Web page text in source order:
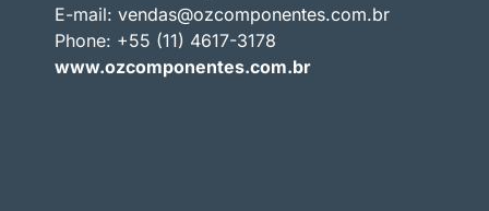
E-mail: vendas@ozcomponentes.com.br
Phone: +55 (11) 4617-3178
www.ozcomponentes.com.br